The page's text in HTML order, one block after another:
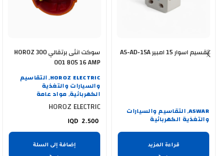
تقسيم اسوار 15 امبير AS-AD-15A
ASWAR
, التقاسيم والسيارات
والتغذية الكهربائية
قراءة المزيد
سوكت انثى برتقالي HOROZ 300
001 805 16 AMP
HOROZ ELECTRIC
, التقاسيم
والسيارات والتغذية
الكهربائية, مواد عامة
HOROZ ELECTRIC
2.500
إضافة إلى السلة